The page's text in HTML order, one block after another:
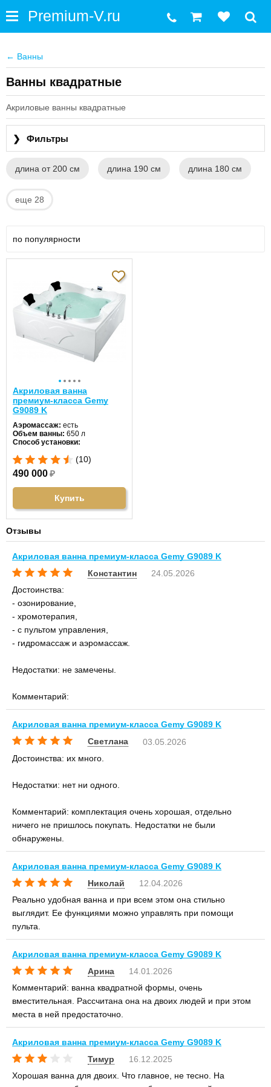
← Ванны
Ванны квадратные
Акриловые ванны квадратные
❯ Фильтры
длина от 200 см длина 190 см длина 180 см
еще 28
по популярности
Акриловая ванна
премиум-класса Gemy
G9089 K
Аэромассаж: есть
Объем ванны: 650 л
Способ установки:
Хромотерапия:есть
Длина: 187 см
Ширина:187 см
квадратная
акрил
Гидромассаж:есть
(10)
490 000₽
Купить
Отзывы
Акриловая ванна премиум-класса Gemy G9089 K
Константин
24.05.2026
Достоинства:
- озонирование,
- хромотерапия,
- с пультом управления,
- гидромассаж и аэромассаж.
Недостатки: не замечены.
Комментарий:
Акриловая ванна премиум-класса Gemy G9089 K
Светлана
03.05.2026
Достоинства: их много.
Недостатки: нет ни одного.
Комментарий: комплектация очень хорошая, отдельно
ничего не пришлось покупать. Недостатки не были
обнаружены.
Акриловая ванна премиум-класса Gemy G9089 K
Николай
12.04.2026
Реально удобная ванна и при всем этом она стильно
выглядит. Ее функциями можно управлять при помощи
пульта.
Акриловая ванна премиум-класса Gemy G9089 K
Арина
14.01.2026
Комментарий: ванна квадратной формы, очень
вместительная. Рассчитана она на двоих людей и при этом
места в ней предостаточно.
Акриловая ванна премиум-класса Gemy G9089 K
Тимур
16.12.2025
Хорошая ванна для двоих. Что главное, не тесно. На